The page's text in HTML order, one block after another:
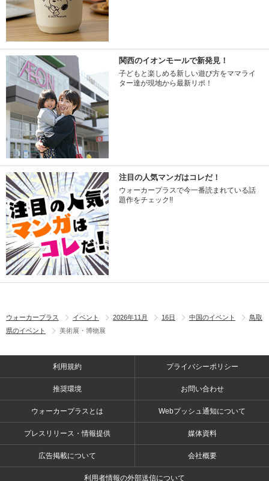
関西のイオンモールで新発見！
子どもと楽しめる新しい遊び方をママライ
ター達が現地から最新リポ！
注目の人気マンガはコレだ！
ウォーカープラスで今一番読まれている話
題作をチェック!!
ウォーカープラス イベント 2026年11月 16日 中国のイベント
鳥取
県のイベント
美術展・博物展
利用規約 プライバシーポリシー
推奨環境 お問い合わせ
ウォーカープラスとは Webプッシュ通知について
プレスリリース・情報提供 媒体資料
広告掲載について 会社概要
利用者情報の外部送信について